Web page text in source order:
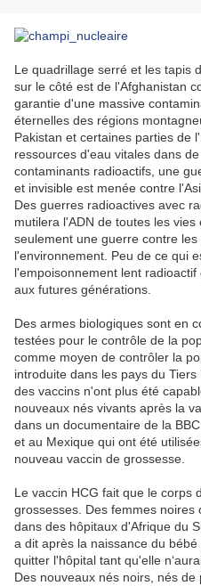
Le quadrillage serré et les tapis
sur le côté est de l'Afghanistan
garantie d'une massive
éternelles des régions
Pakistan et certaines parties de
ressources d'eau vitales dans
contaminants radioactifs, une
et invisible est menée contre
Des guerres radioactives avec
mutilera l'ADN de toutes les
seulement une guerre contre
l'environnement. Peu de ce qui
l'empoisonnement lent
aux futures générations.
Des armes biologiques sont en
testées pour le contrôle de la
comme moyen de contrôler la
introduite dans les pays du
des vaccins n'ont plus été
nouveaux nés vivants après la
dans un documentaire de la
et au Mexique qui ont été
nouveau vaccin de grossesse.
Le vaccin HCG fait que le corps
grossesses. Des femmes
dans des hôpitaux d'Afrique du
a dit après la naissance du
quitter l'hôpital tant qu'elle
Des nouveaux nés noirs, nés